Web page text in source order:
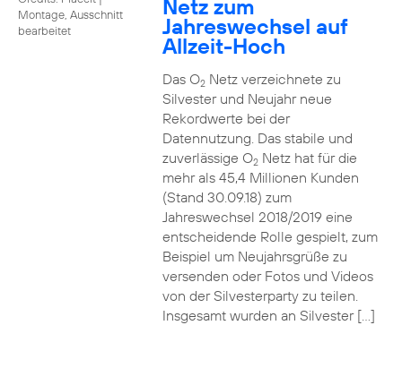
Montage, Ausschnitt
bearbeitet
Netz zum
Jahreswechsel auf
Allzeit-Hoch
Das O2Netz verzeichnete zu
Silvester und Neujahr neue
Rekordwerte bei der
Datennutzung. Das stabile und
zuverlässige O2Netz hat für die
mehr als 45,4 Millionen Kunden
(Stand 30.09.18) zum
Jahreswechsel 2018/2019 eine
entscheidende Rolle gespielt, zum
Beispiel um Neujahrsgrüße zu
versenden oder Fotos und Videos
von der Silvesterparty zu teilen.
Insgesamt wurden an Silvester […]